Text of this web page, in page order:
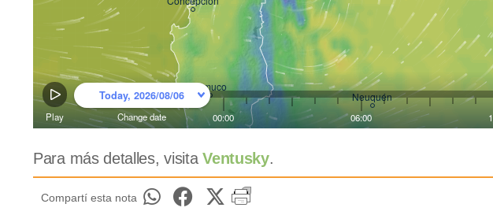
Para más detalles, visitaVentusky.
Compartí esta nota